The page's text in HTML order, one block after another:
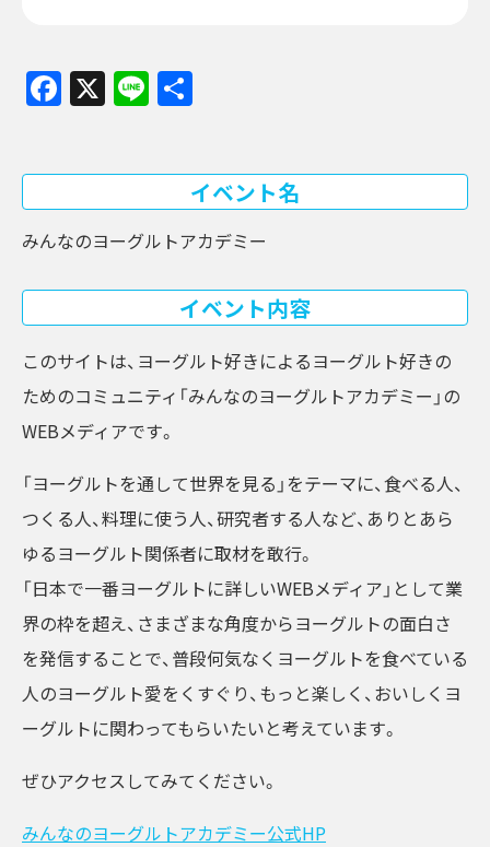
Facebook
X Line
イベント名
みんなのヨーグルトアカデミー
イベント内容
このサイトは、ヨーグルト好きによるヨーグルト好きの
ためのコミュニティ「みんなのヨーグルトアカデミー」の
WEBメディアです。
「ヨーグルトを通して世界を見る」をテーマに、食べる人、
つくる人、料理に使う人、研究者する人など、ありとあら
ゆるヨーグルト関係者に取材を敢行。
「日本で一番ヨーグルトに詳しいWEBメディア」として業
界の枠を超え、さまざまな角度からヨーグルトの面白さ
を発信することで、普段何気なくヨーグルトを食べている
人のヨーグルト愛をくすぐり、もっと楽しく、おいしくヨ
ーグルトに関わってもらいたいと考えています。
ぜひアクセスしてみてください。
みんなのヨーグルトアカデミー公式HP